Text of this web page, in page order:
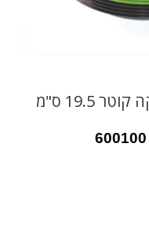
19.5 ס"מ
600100